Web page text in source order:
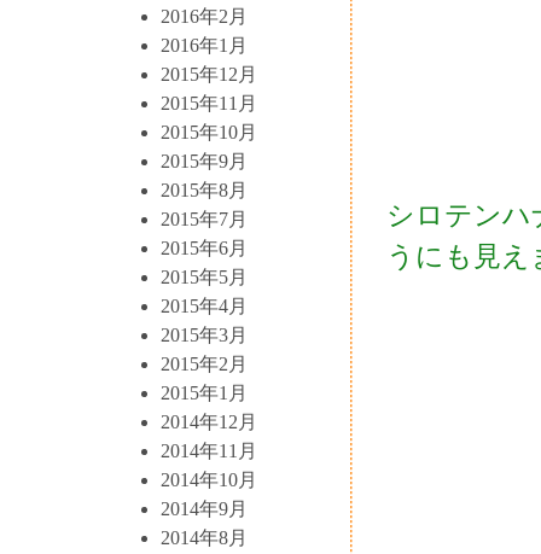
2016年2月
2016年1月
2015年12月
2015年11月
2015年10月
2015年9月
2015年8月
2015年7月
2015年6月
2015年5月
2015年4月
2015年3月
2015年2月
2015年1月
2014年12月
2014年11月
2014年10月
2014年9月
2014年8月
シロテンハ
うにも見え